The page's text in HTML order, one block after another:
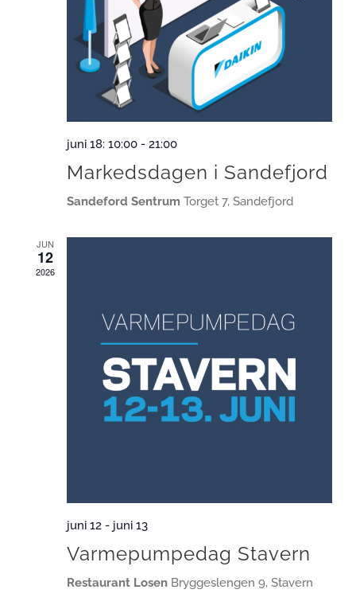
juni 18: 10:00 - 21:00
Markedsdagen i Sandefjord
Sandeford Sentrum Torget 7, Sandefjord
JUN
12
2026
juni 12 - juni 13
Varmepumpedag Stavern
Restaurant Losen Bryggeslengen 9, Stavern